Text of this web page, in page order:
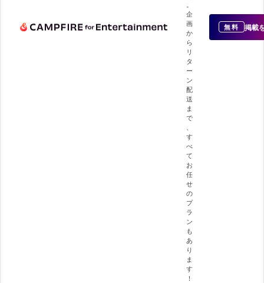
企
画
か
ら
リ
タ
ー
ン
配
送
ま
で
す
べ
て
お
任
せ
の
プ
ラ
ン
も
あ
り
ま
す
！
無料 掲載